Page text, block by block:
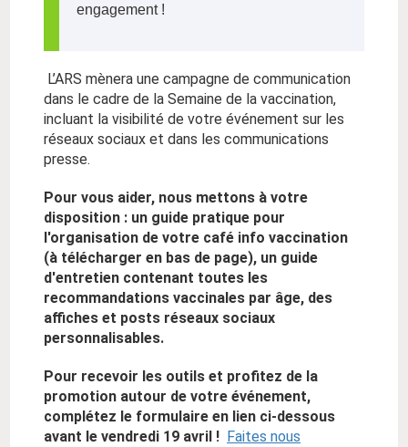
engagement !
L’ARS mènera une campagne de communication
dans le cadre de la Semaine de la vaccination,
incluant la visibilité de votre événement sur les
réseaux sociaux et dans les communications
presse.
Pour vous aider, nous mettons à votre
disposition : un guide pratique pour
l'organisation de votre café info vaccination
(à télécharger en bas de page), un guide
d'entretien contenant toutes les
recommandations vaccinales par âge, des
affiches et posts réseaux sociaux
personnalisables.
Pour recevoir les outils et profitez de la
promotion autour de votre événement,
complétez le formulaire en lien ci-dessous
avant le vendredi 19 avril ! Faites nous